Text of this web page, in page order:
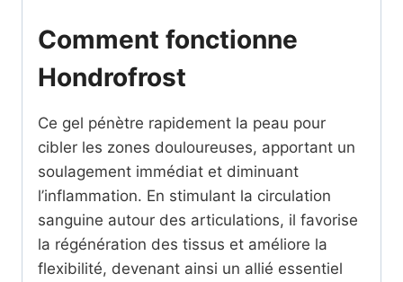
Comment fonctionne
Hondrofrost
Ce gel pénètre rapidement la peau pour
cibler les zones douloureuses, apportant un
soulagement immédiat et diminuant
l’inflammation. En stimulant la circulation
sanguine autour des articulations, il favorise
la régénération des tissus et améliore la
flexibilité, devenant ainsi un allié essentiel